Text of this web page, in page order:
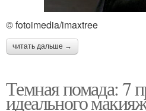
© fotoimedia/imaxtree
читать дальше →
Темная помада: 7
идеального